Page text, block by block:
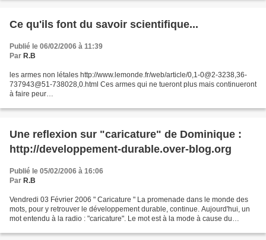
Ce qu'ils font du savoir scientifique...
Publié le 06/02/2006 à 11:39
Par R.B
les armes non létales http://www.lemonde.fr/web/article/0,1-0@2-3238,36-
737943@51-738028,0.html Ces armes qui ne tueront plus mais continueront
à faire peur
Une reflexion sur "caricature" de Dominique :
http://developpement-durable.over-blog.org
Publié le 05/02/2006 à 16:06
Par R.B
Vendredi 03 Février 2006 " Caricature " La promenade dans le monde des
mots, pour y retrouver le développement durable, continue. Aujourd'hui, un
mot entendu à la radio : "caricature". Le mot est à la mode à cause du